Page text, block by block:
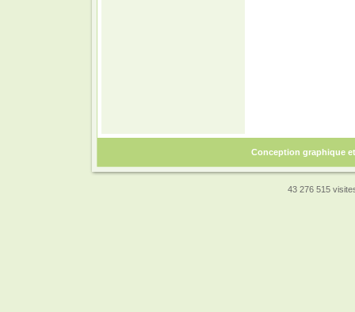
Conception graphique
43 276 515